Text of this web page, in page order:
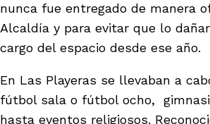
nunca fue entregado de manera
Alcaldía y para evitar que lo
cargo del espacio desde ese año.
En Las Playeras se llevaban a
fútbol sala o fútbol ocho,
hasta eventos religiosos.